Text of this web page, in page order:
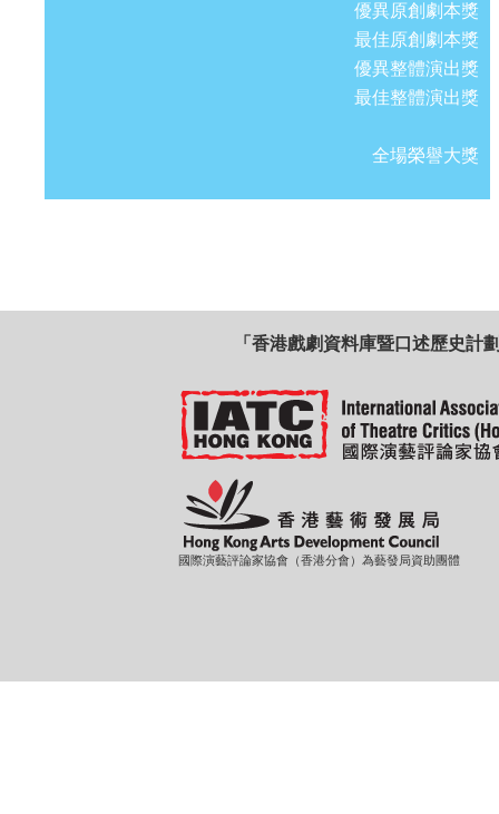
優異原創劇本獎
最佳原創劇本獎
優異整體演出獎
最佳整體演出獎
全場榮譽大獎
「香港戲劇資料庫暨口述歷史計
國際演藝評論家協會（香港分會）為藝發局資助團體